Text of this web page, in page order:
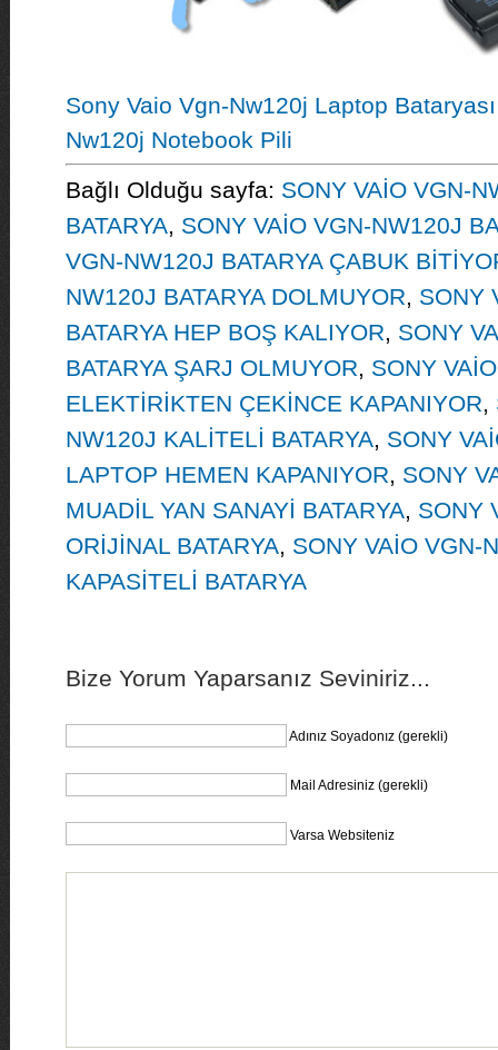
Sony Vaio Vgn-Nw120j Laptop
Nw120j Notebook Pili
Bağlı Olduğu sayfa: SONY VAİO VGN-
BATARYA, SONY VAİO VGN-NW120J
VGN-NW120J BATARYA ÇABUK
NW120J BATARYA DOLMUYOR, SONY
BATARYA HEP BOŞ KALIYOR, SONY
BATARYA ŞARJ OLMUYOR, SONY
ELEKTİRİKTEN ÇEKİNCE KAPANIYOR,
NW120J KALİTELİ BATARYA, SONY
LAPTOP HEMEN KAPANIYOR, SONY
MUADİL YAN SANAYİ BATARYA, SONY
ORİJİNAL BATARYA, SONY VAİO VGN-
KAPASİTELİ BATARYA
Bize Yorum Yaparsanız Seviniriz...
Adınız Soyadonız (gerekli)
Mail Adresiniz (gerekli)
Varsa Websiteniz